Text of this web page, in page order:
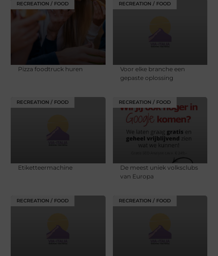
RECREATION / FOOD
Pizza foodtruck huren
RECREATION / FOOD
Voor elke branche een
gepaste oplossing
RECREATION / FOOD
Etiketteermachine
RECREATION / FOOD
De meest uniek volksclubs
van Europa
RECREATION / FOOD RECREATION / FOOD